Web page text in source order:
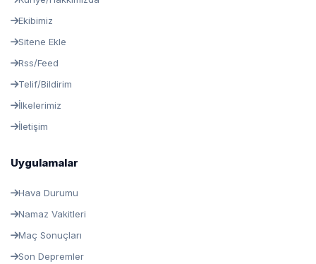
Ekibimiz
Sitene Ekle
Rss/Feed
Telif/Bildirim
İlkelerimiz
İletişim
Uygulamalar
Hava Durumu
Namaz Vakitleri
Maç Sonuçları
Son Depremler